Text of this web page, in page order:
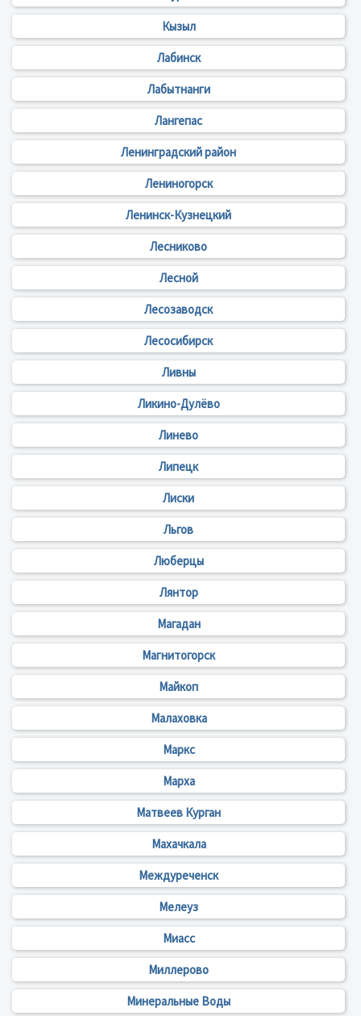
Кызыл
Лабинск
Лабытнанги
Лангепас
Ленинградский район
Лениногорск
Ленинск-Кузнецкий
Лесниково
Лесной
Лесозаводск
Лесосибирск
Ливны
Ликино-Дулёво
Линево
Липецк
Лиски
Льгов
Люберцы
Лянтор
Магадан
Магнитогорск
Майкоп
Малаховка
Маркс
Марха
Матвеев Курган
Махачкала
Междуреченск
Мелеуз
Миасс
Миллерово
Минеральные Воды